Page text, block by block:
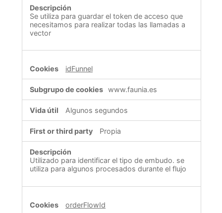
Se utiliza para guardar el token de acceso que
necesitamos para realizar todas las llamadas a
vector
idFunnel
www.faunia.es
Algunos segundos
Propia
Utilizado para identificar el tipo de embudo. se
utiliza para algunos procesados durante el flujo
orderFlowId